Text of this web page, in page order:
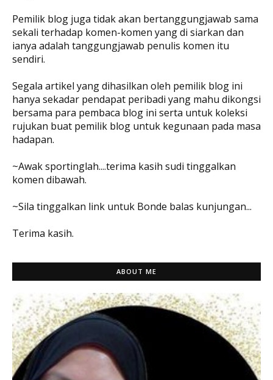
Pemilik blog juga tidak akan bertanggungjawab sama
sekali terhadap komen-komen yang di siarkan dan
ianya adalah tanggungjawab penulis komen itu
sendiri.
Segala artikel yang dihasilkan oleh pemilik blog ini
hanya sekadar pendapat peribadi yang mahu dikongsi
bersama para pembaca blog ini serta untuk koleksi
rujukan buat pemilik blog untuk kegunaan pada masa
hadapan.
~Awak sportinglah....terima kasih sudi tinggalkan
komen dibawah.
~Sila tinggalkan link untuk Bonde balas kunjungan...
Terima kasih.
ABOUT ME